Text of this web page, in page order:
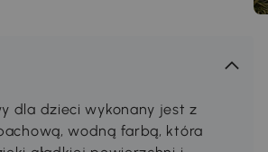
dla dzieci wykonany jest z
wodną farbą, która